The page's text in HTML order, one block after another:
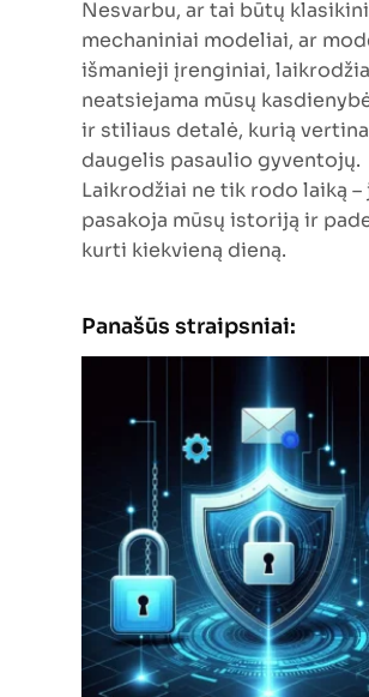
Nesvarbu, ar tai būtų
mechaniniai modeliai, ar
išmanieji įrenginiai,
neatsiejama mūsų
ir stiliaus detalė, kurią vertina
daugelis pasaulio gyventojų.
Laikrodžiai ne tik rodo laiką –
pasakoja mūsų istoriją ir
kurti kiekvieną dieną.
Panašūs straipsniai: